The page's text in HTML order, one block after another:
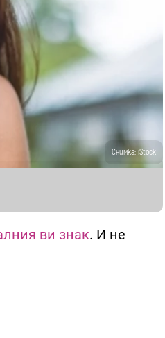
Снимка: iStock
ви знак. И не